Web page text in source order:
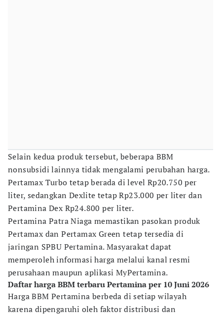
Selain kedua produk tersebut, beberapa BBM
nonsubsidi lainnya tidak mengalami perubahan harga.
Pertamax Turbo tetap berada di level Rp20.750 per
liter, sedangkan Dexlite tetap Rp23.000 per liter dan
Pertamina Dex Rp24.800 per liter.
Pertamina Patra Niaga memastikan pasokan produk
Pertamax dan Pertamax Green tetap tersedia di
jaringan SPBU Pertamina. Masyarakat dapat
memperoleh informasi harga melalui kanal resmi
perusahaan maupun aplikasi MyPertamina.
Daftar harga BBM terbaru Pertamina per 10 Juni 2026
Harga BBM Pertamina berbeda di setiap wilayah
karena dipengaruhi oleh faktor distribusi dan